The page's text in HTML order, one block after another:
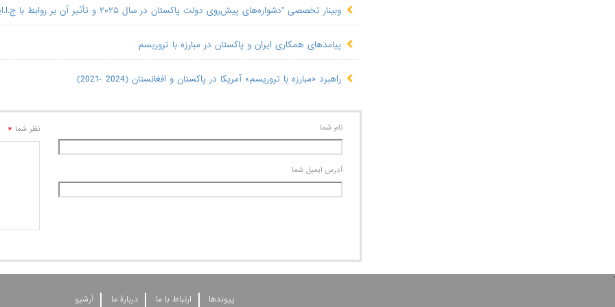
وبینار تخصصی "دشواره‌های پیش‌روی دولت پاکستان در سال ۲۰۲۵ و تأثیر آن بر روابط با ج.ا.ایران"
پیامدهای همکاری ایران و پاکستان در مبارزه با تروریسم
راهبرد «مبارزه با تروریسم» آمریکا در پاکستان و افغانستان (2024 -2021)
نام شما
آدرس ايميل شما
نظر شما *
'
پيوندها ارتباط با ما دربارۀ ما آرشيو